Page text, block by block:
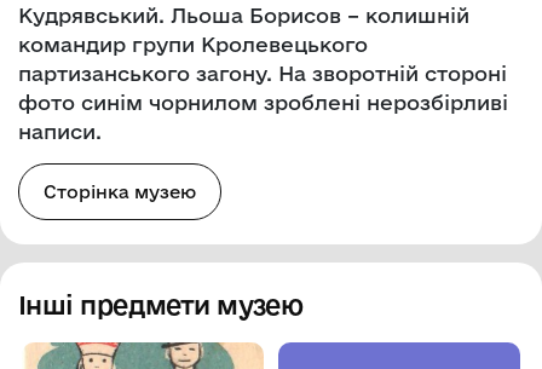
Кудрявський. Льоша Борисов – колишній
командир групи Кролевецького
партизанського загону. На зворотній стороні
фото синім чорнилом зроблені нерозбірливі
написи.
Сторінка музею
Інші предмети музею